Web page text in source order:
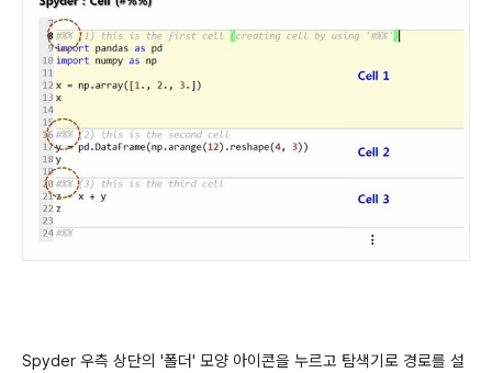
Spyder 우측 상단의 '폴더' 모양 아이콘을 누르고 탐색기로 경로를 설